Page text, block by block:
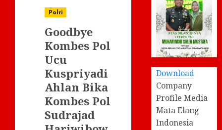
Polri
Goodbye
Kombes Pol
Ucu
Kuspriyadi
Ahlan Bika
Kombes Pol
Sudrajad
Download
Company
Profile Media
Mata Elang
Indonesia